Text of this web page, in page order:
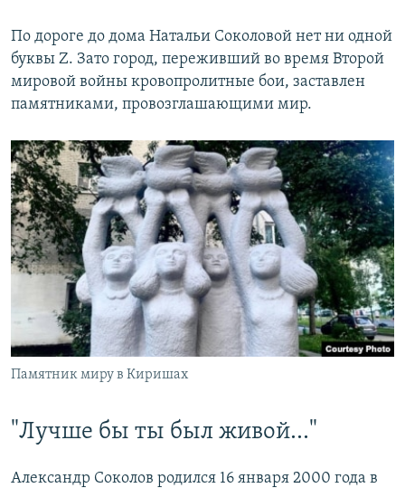
По дороге до дома Натальи Соколовой нет ни одной
буквы Z. Зато город, переживший во время Второй
мировой войны кровопролитные бои, заставлен
памятниками, провозглашающими мир.
Памятник миру в Киришах
"Лучше бы ты был живой…"
Александр Соколов родился 16 января 2000 года в